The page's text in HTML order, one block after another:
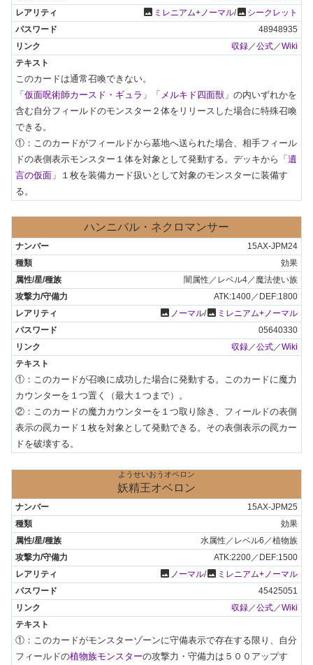
photo ミレニアム+ノーマル/photo シークレット
48948935
収録 ／公式 ／Wiki
このカードは通常召喚できない。
「 仮面呪術師カースド・ギュラ 」「 メルキド四面獣 」の内いずれかを
含む自分フィールドのモンスター２体をリリースした場合に特殊召喚
できる。
①：このカードがフィールドから墓地へ送られた場合、相手フィール
ドの表側表示モンスター１体を対象として発動する。デッキから「 遺
言の仮面 」１枚を装備カード扱いとして対象のモンスターに装備す
る。
ハンニバル・ネクロマンサー
15AX-JPM24
効果
闇属性／レベル4／魔法使い族
ATK:1400／DEF:1800
photo ノーマル/photo ミレニアム+ノーマル
05640330
収録／公式／Wiki
①：このカードが召喚に成功した場合に発動する。このカードに魔力
カウンターを１つ置く（最大１つまで）。
②：このカードの魔力カウンターを１つ取り除き、フィールドの表側
表示の罠カード１枚を対象として発動できる。その表側表示の罠カー
ドを破壊する。
ようせいおうオベロン
妖精王オベロン
15AX-JPM25
効果
水属性／レベル6／植物族
ATK:2200／DEF:1500
photo ノーマル/photo ミレニアム+ノーマル
45425051
収録 ／公式 ／Wiki
①：このカードがモンスターゾーンに守備表示で存在する限り、自分
フィールドの植物族モンスターの攻撃力・守備力は５００アップす